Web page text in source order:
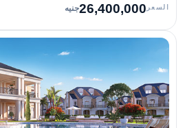
السعر 26,400,000جنيه